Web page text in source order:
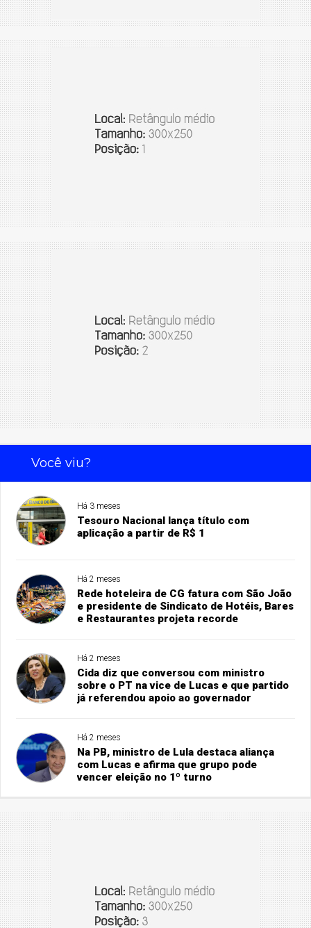
Você viu?
Há 3 meses
Tesouro Nacional lança título com
aplicação a partir de R$ 1
Há 2 meses
Rede hoteleira de CG fatura com São João
e presidente de Sindicato de Hotéis, Bares
e Restaurantes projeta recorde
Há 2 meses
Cida diz que conversou com ministro
sobre o PT na vice de Lucas e que partido
já referendou apoio ao governador
Há 2 meses
Na PB, ministro de Lula destaca aliança
com Lucas e afirma que grupo pode
vencer eleição no 1º turno